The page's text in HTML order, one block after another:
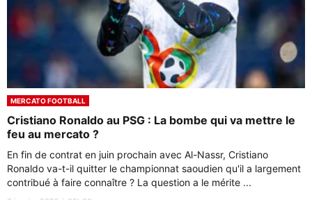
MERCATO FOOTBALL
Cristiano Ronaldo au PSG : La bombe qui va mettre le
feu au mercato ?
En fin de contrat en juin prochain avec Al-Nassr, Cristiano
Ronaldo va-t-il quitter le championnat saoudien qu'il a largement
contribué à faire connaître ? La question a le mérite ...